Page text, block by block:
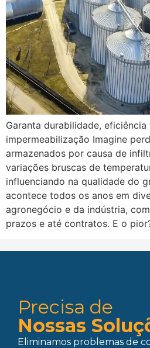
Garanta durabilidade, eficiência
impermeabilização Imagine
armazenados por causa de
variações bruscas de
influenciando na qualidade do
acontece todos os anos em
agronegócio e da indústria,
prazos e até contratos. E o
Precisa de
Nossas
Eliminamos problemas de